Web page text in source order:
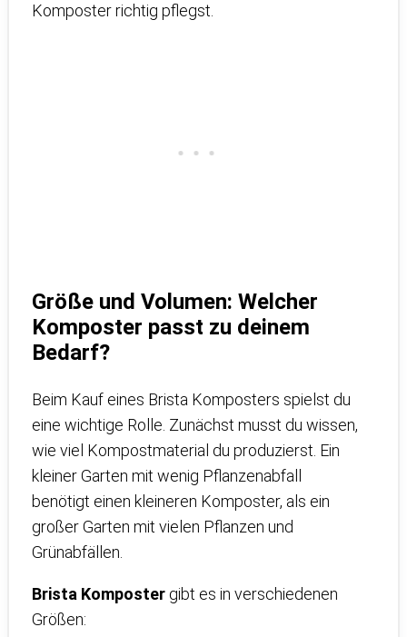
Komposter richtig pflegst.
Größe und Volumen: Welcher
Komposter passt zu deinem
Bedarf?
Beim Kauf eines Brista Komposters spielst du
eine wichtige Rolle. Zunächst musst du wissen,
wie viel Kompostmaterial du produzierst. Ein
kleiner Garten mit wenig Pflanzenabfall
benötigt einen kleineren Komposter, als ein
großer Garten mit vielen Pflanzen und
Grünabfällen.
Brista Komposter gibt es in verschiedenen
Größen: